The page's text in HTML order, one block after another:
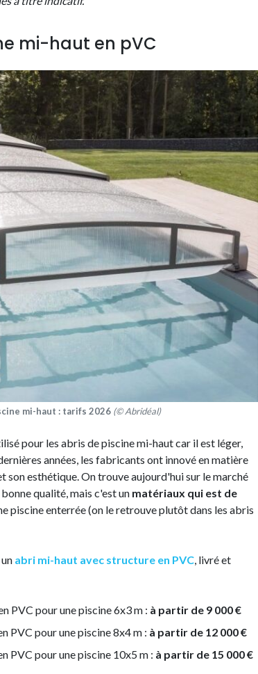
mi-haut en pVC
mi-haut : tarifs 2026 (© Abridéal)
pour les abris de piscine mi-haut car il est léger,
années, les fabricants ont innové en matière
son esthétique. On trouve aujourd'hui sur le marché
qualité, mais c'est un matériaux qui est de
piscine enterrée (on le retrouve plutôt dans les abris
abri mi-haut avec structure en PVC, livré et
PVC pour une piscine 6x3 m : à partir de 9 000 €
PVC pour une piscine 8x4 m : à partir de 12 000 €
PVC pour une piscine 10x5 m : à partir de 15 000 €